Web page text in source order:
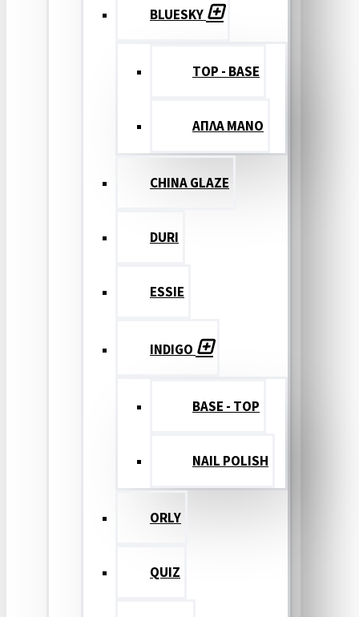
BLUESKY
TOP - BASE
ΑΠΛΑ ΜΑΝΟ
CHINA GLAZE
DURI
ESSIE
INDIGO
BASE - TOP
NAIL POLISH
ORLY
QUIZ